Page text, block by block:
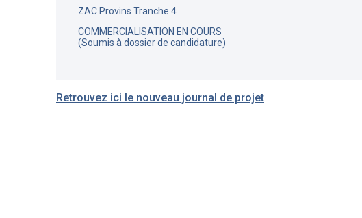
ZAC Provins Tranche 4
COMMERCIALISATION EN COURS
(Soumis à dossier de candidature)
Retrouvez ici le nouveau journal de projet